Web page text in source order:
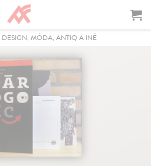
DESIGN, MÓDA, ANTIQ A INÉ